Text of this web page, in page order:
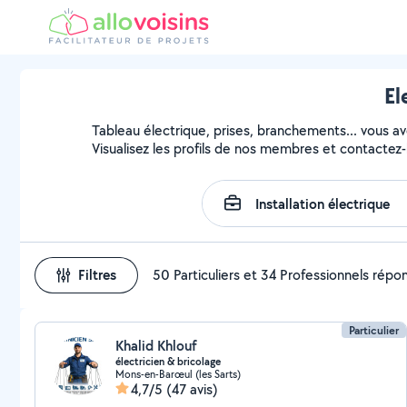
Tableau électrique, prises, branchements... vous
Visualisez les profils de nos membres et
Filtres 50 Particuliers et 34 Professionnels
Particulier
Khalid Khlouf
électricien & bricolage
Mons-en-Barœul (les Sarts)
4,7/5 (47 avis)